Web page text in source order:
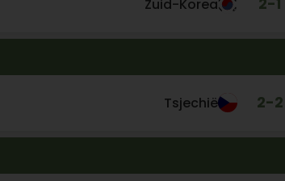
Zuid-Korea 2-1
Tsjechië 2-2